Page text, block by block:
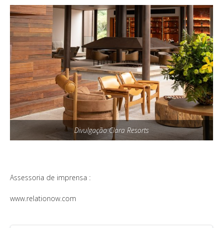
Divulgação Clara Resorts
Assessoria de imprensa :
www.relationow.com